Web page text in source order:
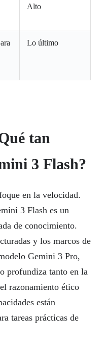
Alto
Lo último
tan
3 Flash?
en la velocidad.
3 Flash es un
de conocimiento.
y los marcos de
Gemini 3 Pro,
profundiza tanto en la
razonamiento ético
están
tareas prácticas de